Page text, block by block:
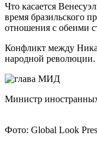
Что касается
время бразильского
отношения с обеими
Конфликт между
народной революции.
Министр
Фото: Global Look